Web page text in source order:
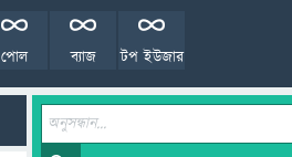
টপ ইউজার
ব্যাজ
পোল